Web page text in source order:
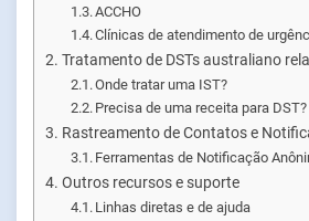
ACCHO
Clínicas de atendimento de
Tratamento de DSTs australiano
Onde tratar uma IST?
Precisa de uma receita para DST?
Rastreamento de Contatos e
Ferramentas de Notificação
Outros recursos e suporte
Linhas diretas e de ajuda